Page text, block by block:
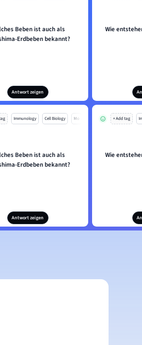
Beben ist auch als
Erdbeben bekannt?
Antwort zeigen
Wie
Immunology Cell Biology Mo
Beben ist auch als
Erdbeben bekannt?
Antwort zeigen
+ Add tag
Wie